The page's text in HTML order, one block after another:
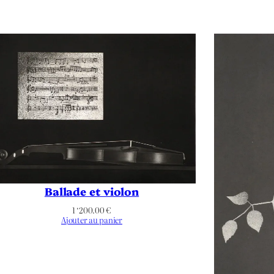
,Cathédrale,Figuratif,Flèche,Notre Dame de Paris
Ballade et violon
1 ‘200.00€
Ajouter au panier